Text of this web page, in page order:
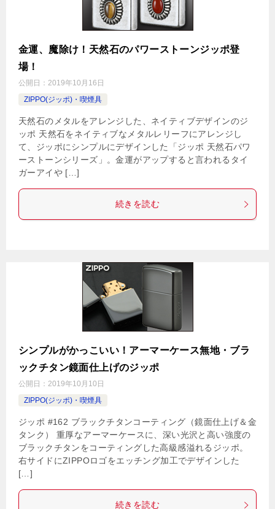
金運、魔除け！天然石のパワーストーンジッポ登
場！
公開日： 2019年10月16日
ZIPPO(ジッポ)・喫煙具
天然石のメタルをアレンジした、ネイティブデザインのジ
ッポ 天然石をネイティブなメタルレリーフにアレンジし
て、ジッポにシンプルにデザインした「ジッポ 天然石パワ
ーストーンシリーズ」。金運がアップすると言われるタイ
ガーアイや […]
続きを読む
シンプルがかっこいい！アーマーケース無地・ブラ
ックチタン鏡面仕上げのジッポ
公開日： 2019年10月10日
ZIPPO(ジッポ)・喫煙具
ジッポ #162 ブラックチタンコーティング（鏡面仕上げ＆金
タンク） 重厚なアーマーケースに、深い光沢と高い強度の
ブラックチタンをコーティングした高級感溢れるジッポ。
右サイドにZIPPOロゴをエッチング加工でデザインした
[…]
続きを読む